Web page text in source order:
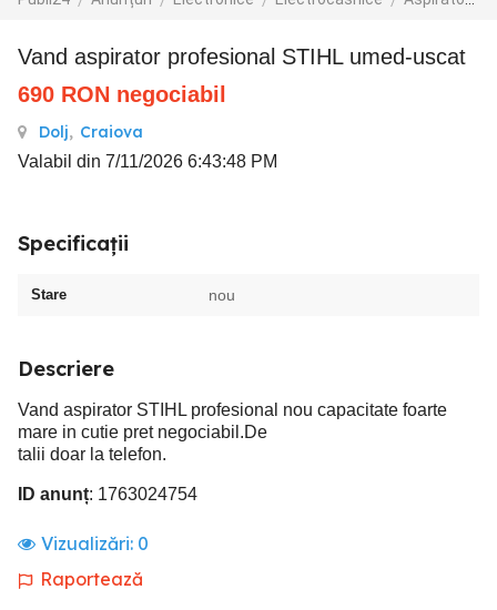
Vand aspirator profesional STIHL umed-uscat
690 RON negociabil
Dolj, Craiova
Valabil din 7/11/2026 6:43:48 PM
Specificații
Stare nou
Descriere
Vand aspirator STIHL profesional nou capacitate foarte
mare in cutie pret negociabil.De
talii doar la telefon.
ID anunț: 1763024754
Vizualizări: 0
Raportează